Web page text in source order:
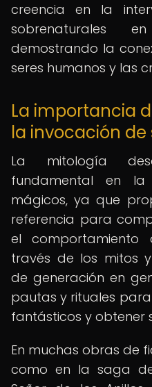
creencia en la
sobrenaturales
demostrando la
seres humanos y las
La importancia
la invocación
La mitología
fundamental en la
mágicos, ya que
referencia para
el comportamiento
través de los mitos
de generación en
pautas y rituales
fantásticos y obtener
En muchas obras de
como en la saga